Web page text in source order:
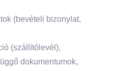
(bevételi bizonylat,
(szállítólevél),
dokumentumok,